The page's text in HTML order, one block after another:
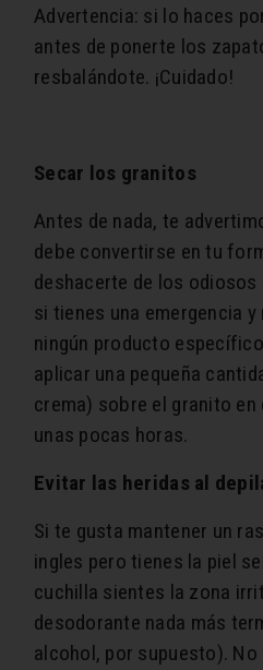
Advertencia: si lo haces
antes de ponerte los
resbalándote. ¡Cuidado!
Secar los granitos
Antes de nada, te
debe convertirse en tu
deshacerte de los
si tienes una emergencia
ningún producto
aplicar una pequeña
crema) sobre el granito
unas pocas horas.
Evitar las heridas al
Si te gusta mantener un
ingles pero tienes la piel
cuchilla sientes la zona
desodorante nada más
alcohol, por supuesto).